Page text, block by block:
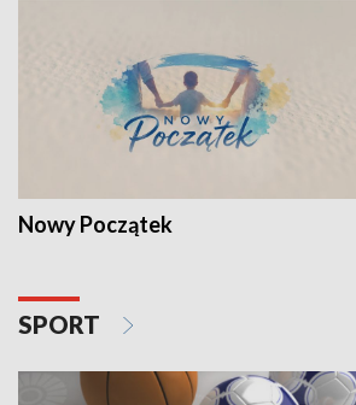
Nowy Początek
SPORT